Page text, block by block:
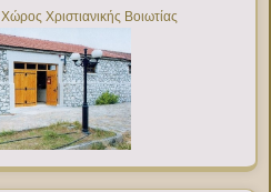
Χριστιανικής Βοιωτίας